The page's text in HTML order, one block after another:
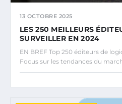
13 OCTOBRE 2025
LES 250 MEILLEURS
SURVEILLER EN 2024
EN BREF Top 250 éditeurs de
Focus sur les tendances du